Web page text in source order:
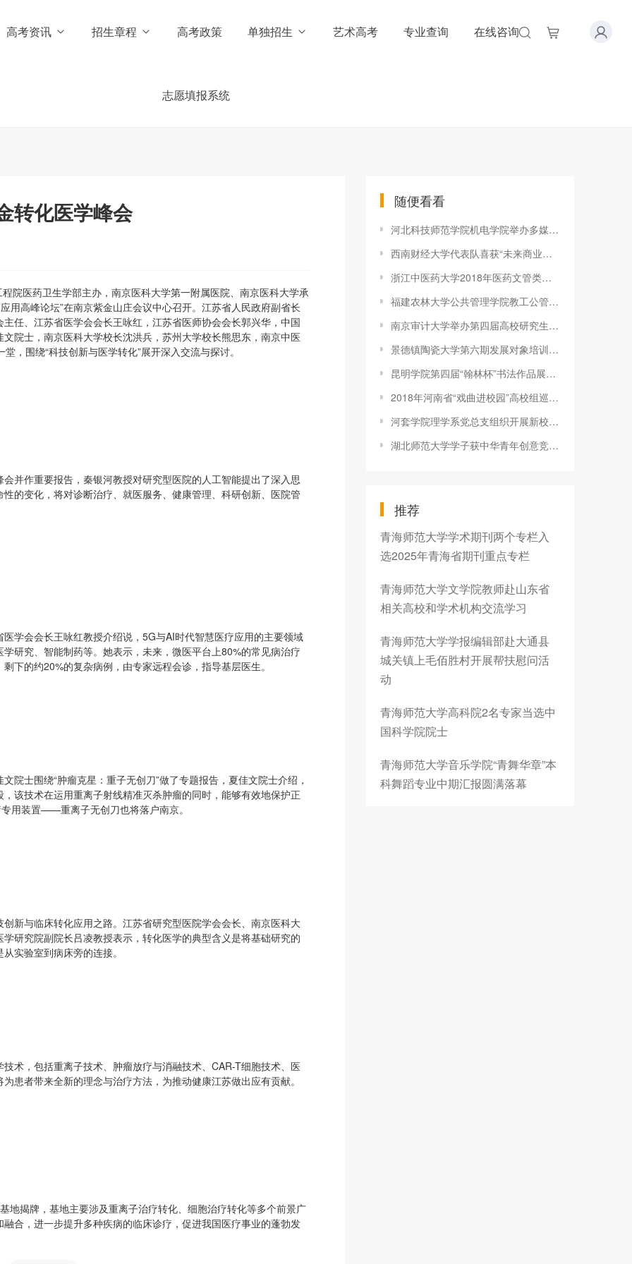
高考资讯 招生章程 高考政策 单独招生 艺术高考 专业查询 在线咨询
志愿填报系统
转化医学峰会
院医药卫生学部主办，南京医科大学第一附属医院、南京医科大学承
用高峰论坛”在南京紫金山庄会议中心召开。江苏省人民政府副省长
任、江苏省医学会会长王咏红，江苏省医师协会会长郭兴华，中国
院士，南京医科大学校长沈洪兵，苏州大学校长熊思东，南京中医
，围绕“科技创新与医学转化”展开深入交流与探讨。
并作重要报告，秦银河教授对研究型医院的人工智能提出了深入思
的变化，将对诊断治疗、就医服务、健康管理、科研创新、医院管
学会会长王咏红教授介绍说，5G与AI时代智慧医疗应用的主要领域
研究、智能制药等。她表示，未来，微医平台上80%的常见病治疗
下的约20%的复杂病例，由专家远程会诊，指导基层医生。
院士围绕“肿瘤克星：重子无创刀”做了专题报告，夏佳文院士介绍，
该技术在运用重离子射线精准灭杀肿瘤的同时，能够有效地保护正
用装置——重离子无创刀也将落户南京。
新与临床转化应用之路。江苏省研究型医院学会会长、南京医科大
研究院副院长吕凌教授表示，转化医学的典型含义是将基础研究的
实验室到病床旁的连接。
术，包括重离子技术、肿瘤放疗与消融技术、CAR-T细胞技术、医
患者带来全新的理念与治疗方法，为推动健康江苏做出应有贡献。
地揭牌，基地主要涉及重离子治疗转化、细胞治疗转化等多个前景广
合，进一步提升多种疾病的临床诊疗，促进我国医疗事业的蓬勃发
随便看看
河北科技师范学院机电学院举办多媒体教学课件展示交流活动
西南财经大学代表队喜获“未来商业探索与创新创业实践竞赛全国总
浙江中医药大学2018年医药文管类（富春校区）专场招聘会顺利举行
福建农林大学公共管理学院教工公管支部与连城县璧州村党支部开展
南京审计大学举办第四届高校研究生审计论坛
景德镇陶瓷大学第六期发展对象培训班圆满结业
昆明学院第四届“翰林杯”书法作品展隆重开幕
2018年河南省“戏曲进校园”高校组巡演在新乡医学院举行
河套学院理学系党总支组织开展新校区卫生清扫党日活动
湖北师范大学学子获中华青年创意竞赛金奖
推荐
青海师范大学学术期刊两个专栏入
选2025年青海省期刊重点专栏
青海师范大学文学院教师赴山东省
相关高校和学术机构交流学习
青海师范大学学报编辑部赴大通县
城关镇上毛佰胜村开展帮扶慰问活
动
青海师范大学高科院2名专家当选中
国科学院院士
青海师范大学音乐学院“青舞华章”本
科舞蹈专业中期汇报圆满落幕